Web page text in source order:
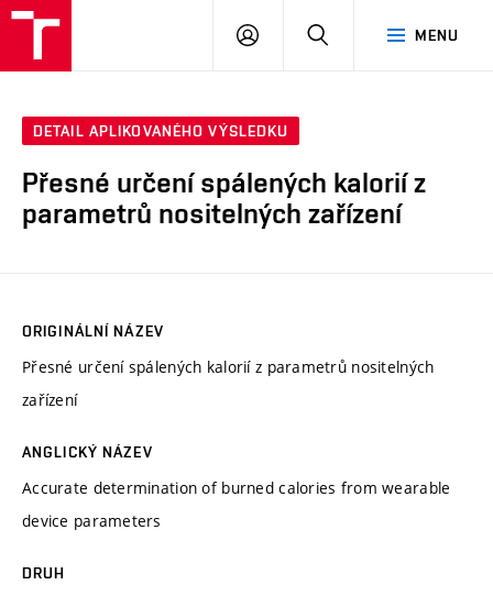
MENU
PŘIHLÁSIT
DETAIL APLIKOVANÉHO VÝSLEDKU
Přesné určení spálených kalorií z
parametrů nositelných zařízení
ORIGINÁLNÍ NÁZEV
Přesné určení spálených kalorií z parametrů nositelných
zařízení
ANGLICKÝ NÁZEV
Accurate determination of burned calories from wearable
device parameters
DRUH